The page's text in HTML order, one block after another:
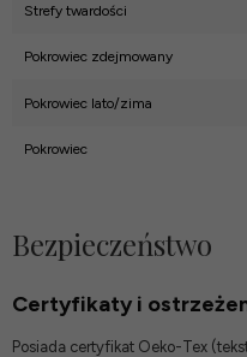
Strefy twardości
Pokrowiec zdejmowany
Pokrowiec lato/zima
Pokrowiec
Bezpieczeństwo
Certyfikaty i
Posiada certyfikat Oeko-Tex